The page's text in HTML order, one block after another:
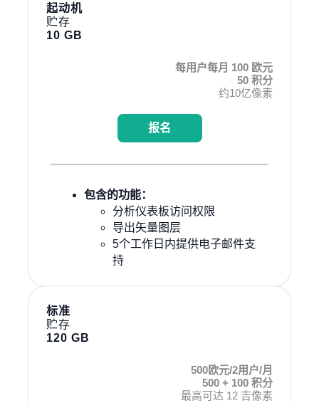
起动机
贮存
10 GB
每用户每月 100 欧元
50 积分
约10亿像素
报名
包含的功能：
分析仪表板访问权限
导出矢量图层
5个工作日内提供电子邮件支
持
标准
贮存
120 GB
500欧元/2用户/月
500 + 100 积分
最高可达 12 吉像素